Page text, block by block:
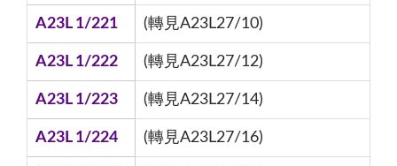
A23L 1/221 (轉見A23L27/10)
A23L 1/222 (轉見A23L27/12)
A23L 1/223 (轉見A23L27/14)
A23L 1/224 (轉見A23L27/16)